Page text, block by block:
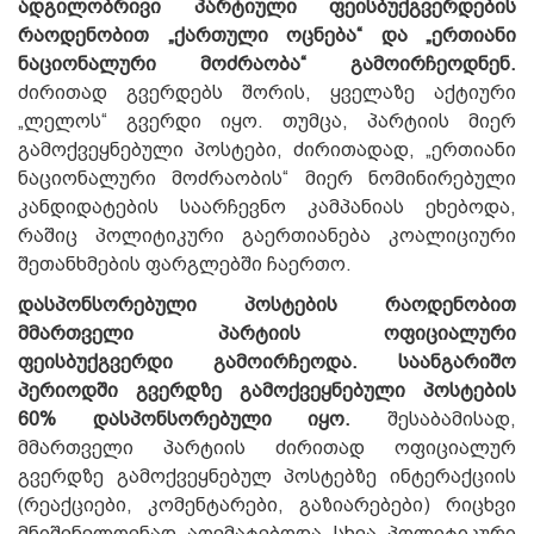
ადგილობრივი პარტიული ფეისბუქგვერდების
რაოდენობით „ქართული ოცნება“ და „ერთიანი
ნაციონალური მოძრაობა“ გამოირჩეოდნენ.
ძირითად გვერდებს შორის, ყველაზე აქტიური
„ლელოს“ გვერდი იყო. თუმცა, პარტიის მიერ
გამოქვეყნებული პოსტები, ძირითადად, „ერთიანი
ნაციონალური მოძრაობის“ მიერ ნომინირებული
კანდიდატების საარჩევნო კამპანიას ეხებოდა,
რაშიც პოლიტიკური გაერთიანება კოალიციური
შეთანხმების ფარგლებში ჩაერთო.
დასპონსორებული პოსტების რაოდენობით
მმართველი პარტიის ოფიციალური
ფეისბუქგვერდი გამოირჩეოდა. საანგარიშო
პერიოდში გვერდზე გამოქვეყნებული პოსტების
60% დასპონსორებული იყო. შესაბამისად,
მმართველი პარტიის ძირითად ოფიციალურ
გვერდზე გამოქვეყნებულ პოსტებზე ინტერაქციის
(რეაქციები, კომენტარები, გაზიარებები) რიცხვი